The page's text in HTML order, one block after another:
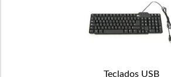
Teclados USB